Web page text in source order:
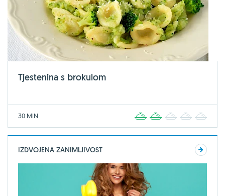
Tjestenina s brokulom
30 MIN 2 3 4
IZDVOJENA ZANIMLJIVOST